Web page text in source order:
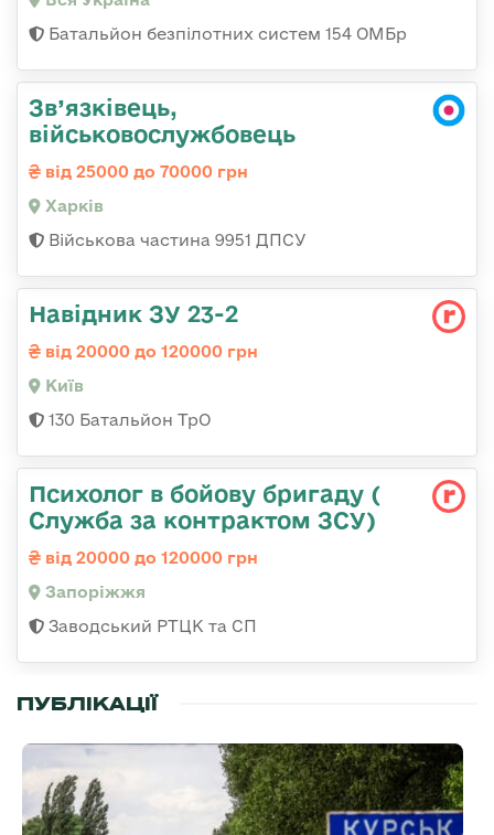
Батальйон безпілотних систем 154 ОМБр
Зв’язківець,
військовослужбовець
від 25000 до 70000 грн
Харків
Військова частина 9951 ДПСУ
Навідник ЗУ 23-2
від 20000 до 120000 грн
Київ
130 Батальйон ТрО
Психолог в бойову бригаду (
Служба за контрактом ЗСУ)
від 20000 до 120000 грн
Запоріжжя
Заводський РТЦК та СП
ПУБЛІКАЦІЇ